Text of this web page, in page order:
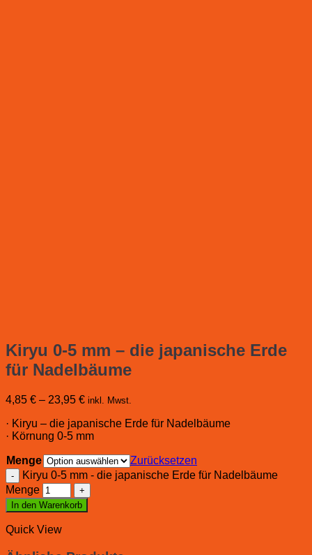
Kiryu 0-5 mm – die japanische Erde
für Nadelbäume
4,85 € – 23,95 € inkl. Mwst.
· Kiryu – die japanische Erde für Nadelbäume
· Körnung 0-5 mm
Menge
Zurücksetzen
Kiryu 0-5 mm - die japanische Erde für Nadelbäume
Menge
In den Warenkorb
Quick View